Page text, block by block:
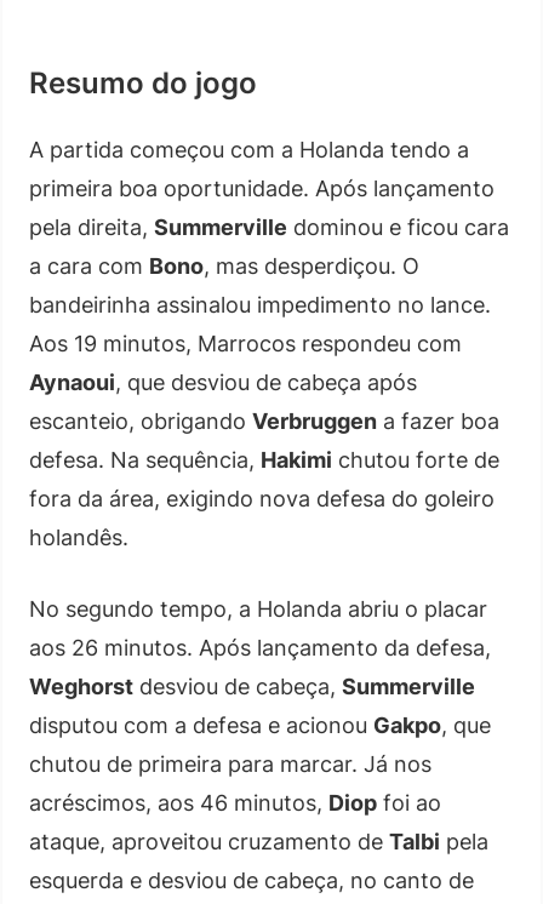
Resumo do jogo
A partida começou com a Holanda tendo a
primeira boa oportunidade. Após lançamento
pela direita, Summerville dominou e ficou cara
a cara com Bono, mas desperdiçou. O
bandeirinha assinalou impedimento no lance.
Aos 19 minutos, Marrocos respondeu com
Aynaoui, que desviou de cabeça após
escanteio, obrigando Verbruggen a fazer boa
defesa. Na sequência, Hakimi chutou forte de
fora da área, exigindo nova defesa do goleiro
holandês.
No segundo tempo, a Holanda abriu o placar
aos 26 minutos. Após lançamento da defesa,
Weghorst desviou de cabeça, Summerville
disputou com a defesa e acionou Gakpo, que
chutou de primeira para marcar. Já nos
acréscimos, aos 46 minutos, Diop foi ao
ataque, aproveitou cruzamento de Talbi pela
esquerda e desviou de cabeça, no canto de